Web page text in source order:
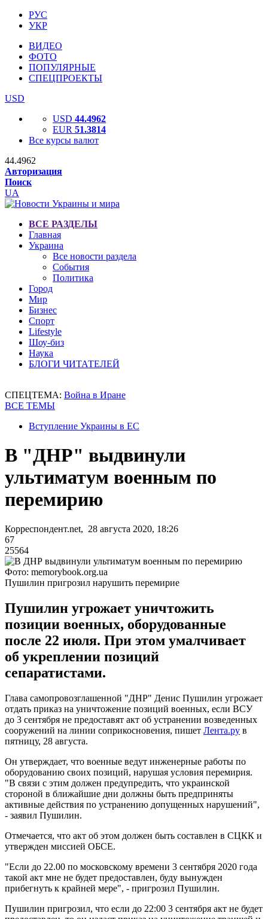
РУС
УКР
ВИДЕО
ФОТО
ПОПУЛЯРНЫЕ
СПЕЦПРОЕКТЫ
USD
USD 44.4962
EUR 51.3814
Все курсы валют
44.4962
Авторизация
Поиск
UA
ВСЕ РАЗДЕЛЫ
Главная
Украина
Все новости раздела
События
Политика
Город
Мир
Бизнес
Спорт
Lifestyle
Шоу-биз
Наука
БЛОГИ ЧИТАТЕЛЕЙ
СПЕЦТЕМА: Война в Иране
ВСЕ ТЕМЫ
Вступление Украины в ЕС
В "ДНР" выдвинули
ультиматум военным по
перемирию
Корреспондент.net, 28 августа 2020, 18:26
67
25564
Фото: memorybook.org.ua
Пушилин пригрозил нарушить перемирие
Пушилин угрожает уничтожить
позиции военных, оборудованные
после 22 июля. При этом умалчивает
об укреплении позиций
сепаратистами.
Глава самопровозглашенной "ДНР" Денис Пушилин угрожает
отдать приказ на уничтожение позиций военных, если ВСУ
до 3 сентября не предоставят акт об устранении возведенных
сооружений на линии соприкосновения, пишет Лента.ру в
пятницу, 28 августа.
Он утверждает, что военные ведут инженерные работы по
оборудованию своих позиций, нарушая условия перемирия.
"В связи с этим должен предупредить, что украинской
стороной в ближайшие дни должны быть предприняты
активные действия по устранению допущенных нарушений",
- заявил Пушилин.
Отмечается, что акт об этом должен быть составлен в СЦКК и
утвержден миссией ОБСЕ.
"Если до 22.00 по московскому времени 3 сентября 2020 года
такой акт мне не будет предоставлен, буду вынужден
прибегнуть к крайней мере", - пригрозил Пушилин.
Пушилин пригрозил, что если до 22:00 3 сентября акт не будет